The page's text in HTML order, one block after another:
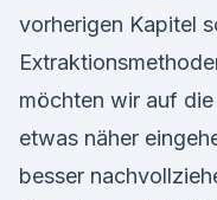
vorherigen Kapitel
möchten wir auf
etwas näher
besser